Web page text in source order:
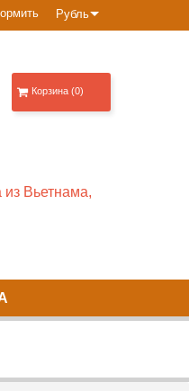
Рубль
из Вьетнама,
Корзина (0)